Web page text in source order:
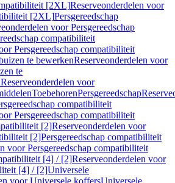
[2XL]Reserveonderdelen voor
[2XL]Persgereedschap
voor Persgereedschap
compatibiliteit
Persgereedschap compatibiliteit
te bewerkenReserveonderdelen voor
te
Reserveonderdelen voor
ToebehorenPersgereedschap
compatibiliteit
Persgereedschap compatibiliteit
[2]Reserveonderdelen voor
[2]Persgereedschap compatibiliteit
voor Persgereedschap compatibiliteit
[4] / [2]Reserveonderdelen voor
[4] / [2]Universele
voor Universele koffersUniversele